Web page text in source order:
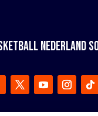
NEDERLAND